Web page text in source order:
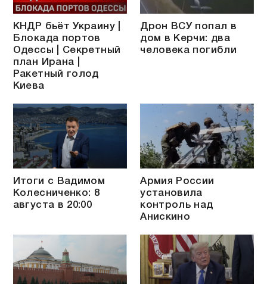
КНДР бьёт Украину |
Блокада портов
Одессы | Секретный
план Ирана |
Ракетный голод
Киева
Дрон ВСУ попал в
дом в Керчи: два
человека погибли
Итоги с Вадимом
Колесниченко: 8
августа в 20:00
Армия России
установила
контроль над
Анискино